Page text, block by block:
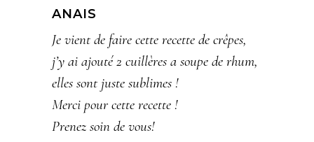
ANAIS
Je vient de faire cette recette de crêpes,
j’y ai ajouté 2 cuillères a soupe de rhum,
elles sont juste sublimes !
Merci pour cette recette !
Prenez soin de vous!